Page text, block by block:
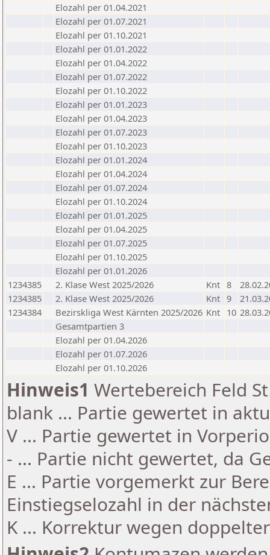
Elozahl per 01.04.2021
Elozahl per 01.07.2021
Elozahl per 01.10.2021
Elozahl per 01.01.2022
Elozahl per 01.04.2022
Elozahl per 01.07.2022
Elozahl per 01.10.2022
Elozahl per 01.01.2023
Elozahl per 01.04.2023
Elozahl per 01.07.2023
Elozahl per 01.10.2023
Elozahl per 01.01.2024
Elozahl per 01.04.2024
Elozahl per 01.07.2024
Elozahl per 01.10.2024
Elozahl per 01.01.2025
Elozahl per 01.04.2025
Elozahl per 01.07.2025
Elozahl per 01.10.2025
Elozahl per 01.01.2026
1234385
2. Klase West 2025/2026 Knt 8
1234385
2. Klase West 2025/2026 Knt 9
1234384
Bezirskliga West Kärnten 2025/2026 Knt 10
Gesamtpartien 3
Elozahl per 01.04.2026
Elozahl per 01.07.2026
Elozahl per 01.10.2026
Hinweis1 Wertebereich Feld
blank ... Partie gewertet in
V ... Partie gewertet in
- ... Partie nicht gewertet, da
E ... Partie vorgemerkt zur
Einstiegselozahl in der
K ... Korrektur wegen